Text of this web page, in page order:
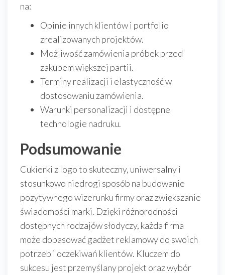
na:
Opinie innych klientów i portfolio
zrealizowanych projektów.
Możliwość zamówienia próbek przed
zakupem większej partii.
Terminy realizacji i elastyczność w
dostosowaniu zamówienia.
Warunki personalizacji i dostępne
technologie nadruku.
Podsumowanie
Cukierki z logo to skuteczny, uniwersalny i
stosunkowo niedrogi sposób na budowanie
pozytywnego wizerunku firmy oraz zwiększanie
świadomości marki. Dzięki różnorodności
dostępnych rodzajów słodyczy, każda firma
może dopasować gadżet reklamowy do swoich
potrzeb i oczekiwań klientów. Kluczem do
sukcesu jest przemyślany projekt oraz wybór